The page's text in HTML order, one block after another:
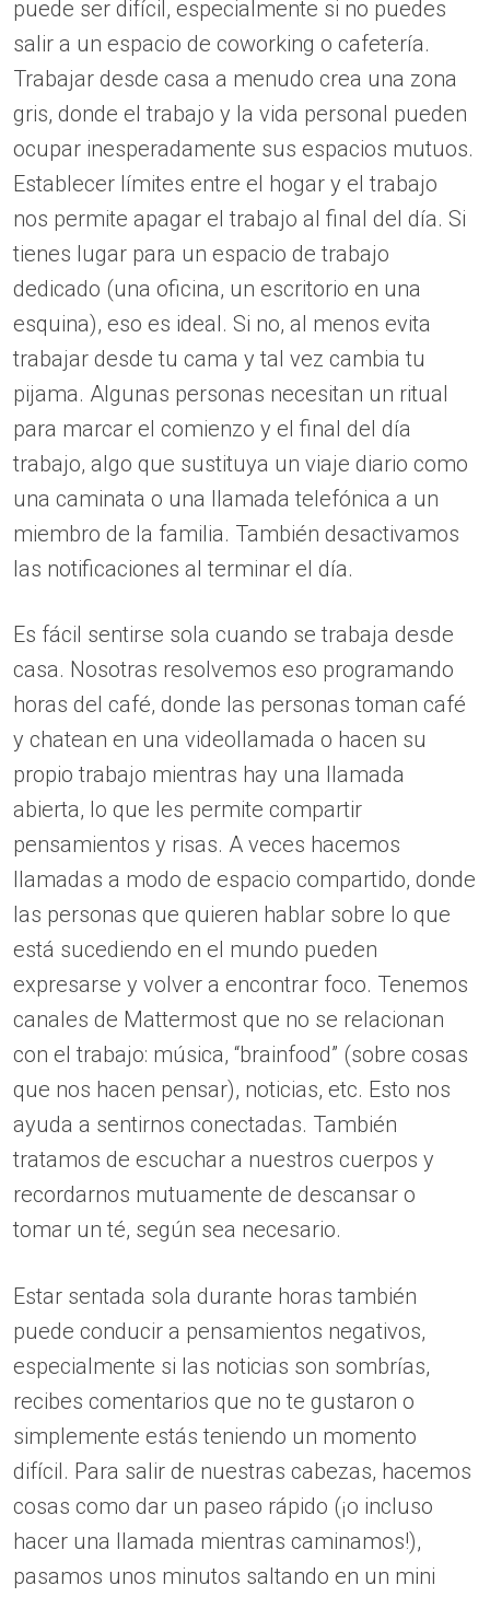
puede ser difícil, especialmente si no puedes
salir a un espacio de coworking o cafetería.
Trabajar desde casa a menudo crea una zona
gris, donde el trabajo y la vida personal pueden
ocupar inesperadamente sus espacios mutuos.
Establecer límites entre el hogar y el trabajo
nos permite apagar el trabajo al final del día. Si
tienes lugar para un espacio de trabajo
dedicado (una oficina, un escritorio en una
esquina), eso es ideal. Si no, al menos evita
trabajar desde tu cama y tal vez cambia tu
pijama. Algunas personas necesitan un ritual
para marcar el comienzo y el final del día
trabajo, algo que sustituya un viaje diario como
una caminata o una llamada telefónica a un
miembro de la familia. También desactivamos
las notificaciones al terminar el día.
Es fácil sentirse sola cuando se trabaja desde
casa. Nosotras resolvemos eso programando
horas del café, donde las personas toman café
y chatean en una videollamada o hacen su
propio trabajo mientras hay una llamada
abierta, lo que les permite compartir
pensamientos y risas. A veces hacemos
llamadas a modo de espacio compartido, donde
las personas que quieren hablar sobre lo que
está sucediendo en el mundo pueden
expresarse y volver a encontrar foco. Tenemos
canales de Mattermost que no se relacionan
con el trabajo: música, “brainfood” (sobre cosas
que nos hacen pensar), noticias, etc. Esto nos
ayuda a sentirnos conectadas. También
tratamos de escuchar a nuestros cuerpos y
recordarnos mutuamente de descansar o
tomar un té, según sea necesario.
Estar sentada sola durante horas también
puede conducir a pensamientos negativos,
especialmente si las noticias son sombrías,
recibes comentarios que no te gustaron o
simplemente estás teniendo un momento
difícil. Para salir de nuestras cabezas, hacemos
cosas como dar un paseo rápido (¡o incluso
hacer una llamada mientras caminamos!),
pasamos unos minutos saltando en un mini